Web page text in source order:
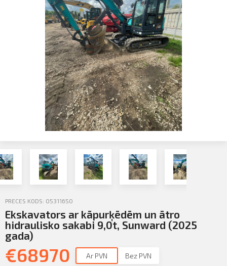
Sazināties
PIETEIKTIES
PRECES KODS: 05311650
Ekskavators ar kāpurķēdēm un ātro
hidraulisko sakabi 9,0t, Sunward (2025
gada)
€68970 Ar PVN Bez PVN